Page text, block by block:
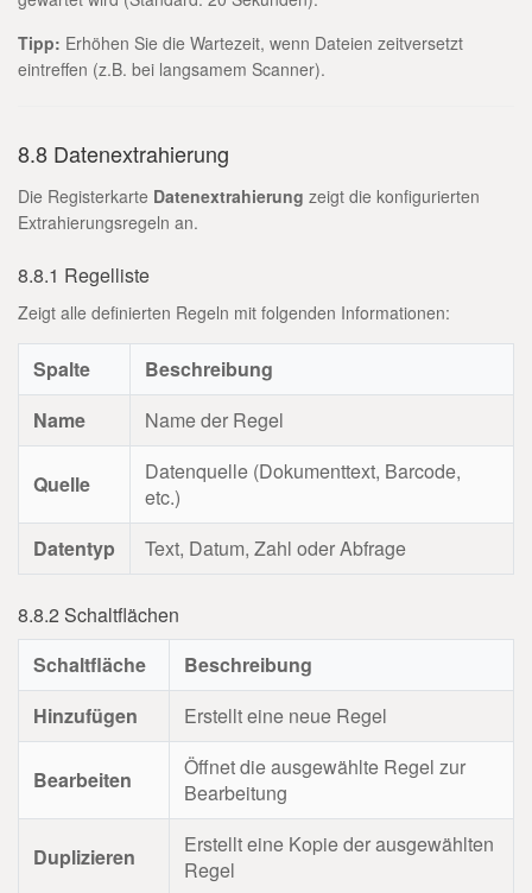
Tipp: Erhöhen Sie die Wartezeit, wenn Dateien zeitversetzt
eintreffen (z.B. bei langsamem Scanner).
8.8 Datenextrahierung
Die Registerkarte Datenextrahierung zeigt die konfigurierten
Extrahierungsregeln an.
8.8.1 Regelliste
Zeigt alle definierten Regeln mit folgenden Informationen:
Spalte
Beschreibung
Name
Name der Regel
Quelle
Datenquelle (Dokumenttext, Barcode,
etc.)
Datentyp
Text, Datum, Zahl oder Abfrage
8.8.2 Schaltflächen
Schaltfläche
Beschreibung
Hinzufügen
Erstellt eine neue Regel
Bearbeiten
Öffnet die ausgewählte Regel zur
Bearbeitung
Duplizieren
Erstellt eine Kopie der ausgewählten
Regel